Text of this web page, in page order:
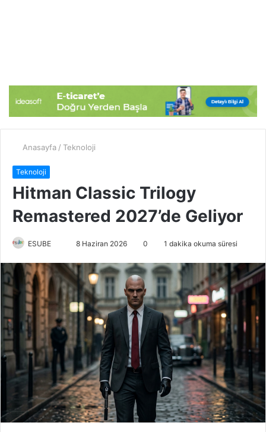
Anasayfa / Teknoloji
Teknoloji
Hitman Classic Trilogy
Remastered 2027’de Geliyor
ESUBE
r
e
-
p
o
a
g
ö
n
8 Haziran 2026 0 1 dakika okuma süresi